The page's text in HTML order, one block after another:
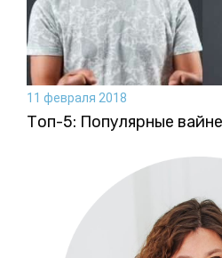
11 февраля 2018
Топ-5: Популярные